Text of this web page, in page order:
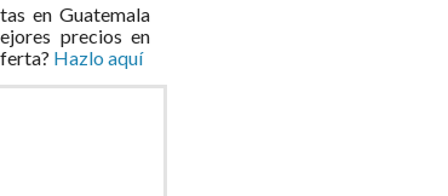
en Guatemala
precios en
Hazlo aquí